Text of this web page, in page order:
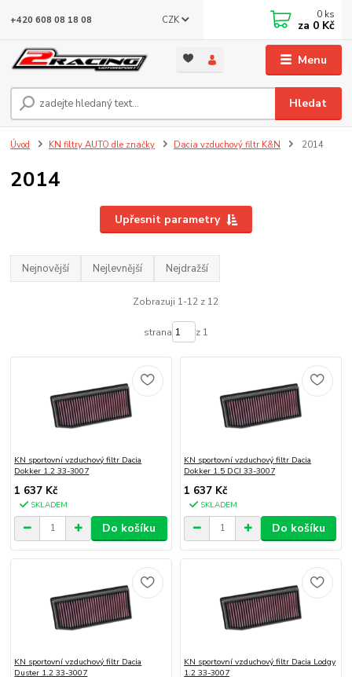
Menu
CZK
Hledat
+420 608 08 18 08 0 ks
za 0 Kč
Úvod KN filtry AUTO dle značky Dacia vzduchový filtr K&N 2014
2014
Upřesnit parametry
Nejnovější Nejlevnější Nejdražší
Zobrazuji 1-12 z 12
strana z 1
KN sportovní vzduchový filtr Dacia
Dokker 1.2 33-3007
1 637 Kč
SKLADEM
Do košíku
KN sportovní vzduchový filtr Dacia
Dokker 1.5 DCI 33-3007
1 637 Kč
SKLADEM
Do košíku
KN sportovní vzduchový filtr Dacia
Duster 1.2 33-3007
KN sportovní vzduchový filtr Dacia Lodgy
1.2 33-3007